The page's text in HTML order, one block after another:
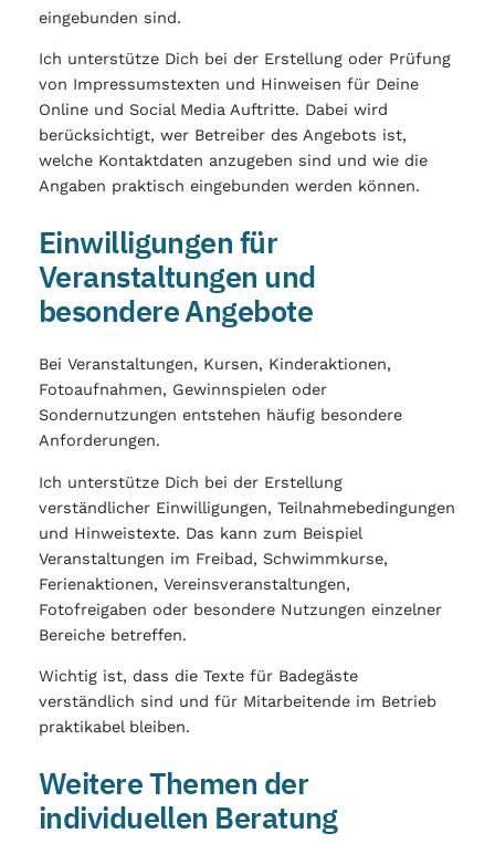
eingebunden sind.
Ich unterstütze Dich bei der Erstellung oder Prüfung
von Impressumstexten und Hinweisen für Deine
Online und Social Media Auftritte. Dabei wird
berücksichtigt, wer Betreiber des Angebots ist,
welche Kontaktdaten anzugeben sind und wie die
Angaben praktisch eingebunden werden können.
Einwilligungen für
Veranstaltungen und
besondere Angebote
Bei Veranstaltungen, Kursen, Kinderaktionen,
Fotoaufnahmen, Gewinnspielen oder
Sondernutzungen entstehen häufig besondere
Anforderungen.
Ich unterstütze Dich bei der Erstellung
verständlicher Einwilligungen, Teilnahmebedingungen
und Hinweistexte. Das kann zum Beispiel
Veranstaltungen im Freibad, Schwimmkurse,
Ferienaktionen, Vereinsveranstaltungen,
Fotofreigaben oder besondere Nutzungen einzelner
Bereiche betreffen.
Wichtig ist, dass die Texte für Badegäste
verständlich sind und für Mitarbeitende im Betrieb
praktikabel bleiben.
Weitere Themen der
individuellen Beratung